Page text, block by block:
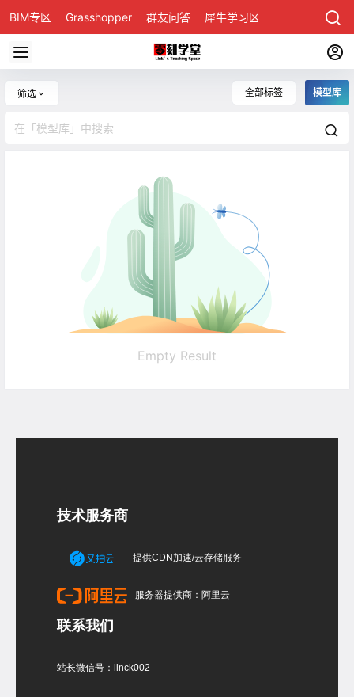
BIM专区 Grasshopper 群友问答 犀牛学习区
筛选 全部标签 模型库
Empty Result
技术服务商
提供CDN加速/云存储服务
服务器提供商：阿里云
联系我们
站长微信号：linck002